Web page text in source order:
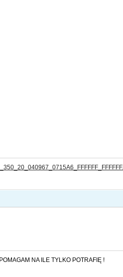
POMAGAM NA ILE TYLKO POTRAFIĘ !